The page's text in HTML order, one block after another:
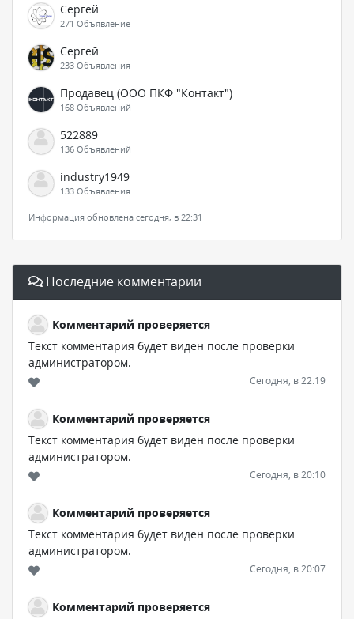
Сергей
271 Объявление
Сергей
233 Объявления
Продавец (ООО ПКФ "Контакт")
168 Объявлений
522889
136 Объявлений
industry1949
133 Объявления
Информация обновлена сегодня, в 22:31
Последние комментарии
Комментарий проверяется
Текст комментария будет виден после проверки
администратором.
Сегодня, в 22:19
Комментарий проверяется
Текст комментария будет виден после проверки
администратором.
Сегодня, в 20:10
Комментарий проверяется
Текст комментария будет виден после проверки
администратором.
Сегодня, в 20:07
Комментарий проверяется